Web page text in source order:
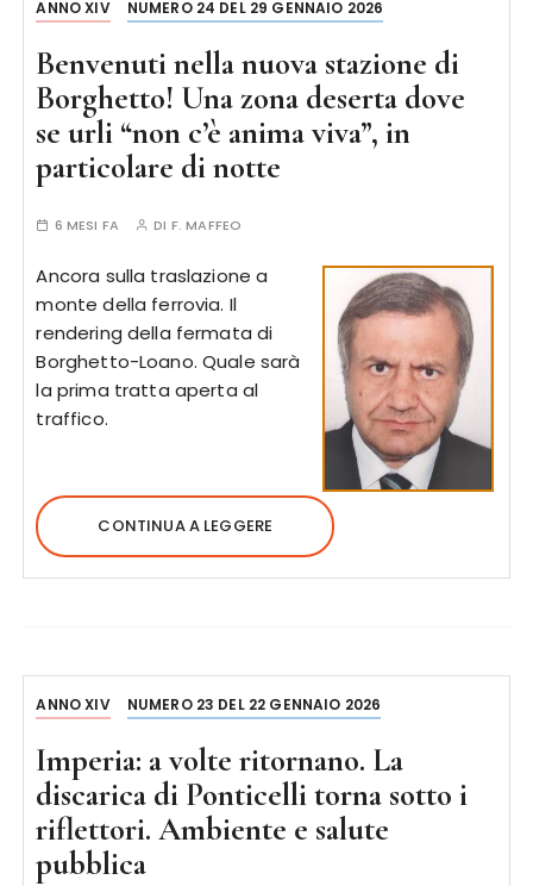
ANNO XIV NUMERO 24 DEL 29 GENNAIO 2026
Benvenuti nella nuova stazione di
Borghetto! Una zona deserta dove
se urli “non c’è anima viva”, in
particolare di notte
6 MESI FA DI F. MAFFEO
Ancora sulla traslazione a
monte della ferrovia. Il
rendering della fermata di
Borghetto-Loano. Quale sarà
la prima tratta aperta al
traffico.
CONTINUA A LEGGERE
ANNO XIV NUMERO 23 DEL 22 GENNAIO 2026
Imperia: a volte ritornano. La
discarica di Ponticelli torna sotto i
riflettori. Ambiente e salute
pubblica